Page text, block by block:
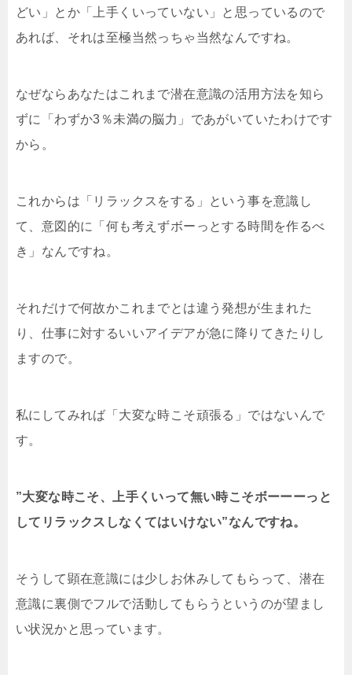
どい」とか「上手くいっていない」と思っているので
あれば、それは至極当然っちゃ当然なんですね。
なぜならあなたはこれまで潜在意識の活用方法を知ら
ずに「わずか3％未満の脳力」であがいていたわけです
から。
これからは「リラックスをする」という事を意識し
て、意図的に「何も考えずボーっとする時間を作るべ
き」なんですね。
それだけで何故かこれまでとは違う発想が生まれた
り、仕事に対するいいアイデアが急に降りてきたりし
ますので。
私にしてみれば「大変な時こそ頑張る」ではないんで
す。
”大変な時こそ、上手くいって無い時こそボーーーっと
してリラックスしなくてはいけない”なんですね。
そうして顕在意識には少しお休みしてもらって、潜在
意識に裏側でフルで活動してもらうというのが望まし
い状況かと思っています。